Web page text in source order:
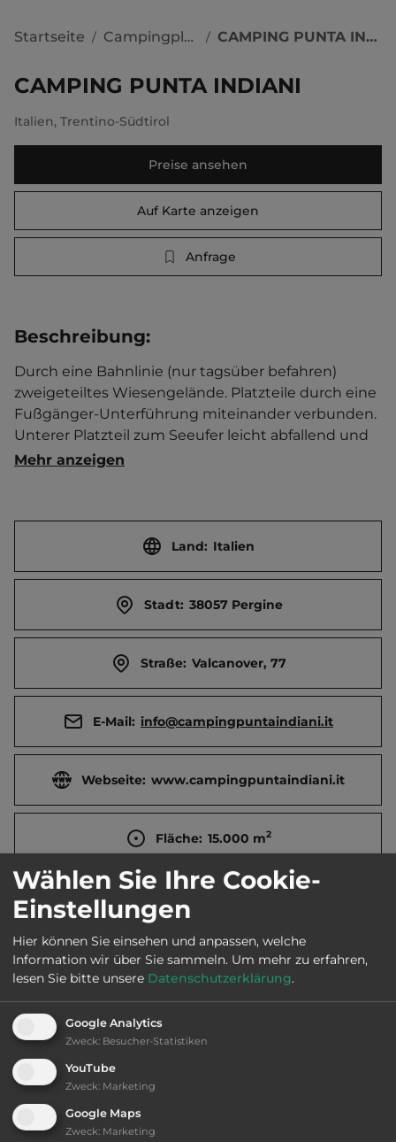
Startseite / Campingplätze / CAMPING PUNTA INDIANI
CAMPING PUNTA INDIANI
Italien, Trentino-Südtirol
Preise ansehen
Auf Karte anzeigen
Anfrage
Beschreibung:
Durch eine Bahnlinie (nur tagsüber befahren)
zweigeteiltes Wiesengelände. Platzteile durch eine
Fußgänger-Unterführung miteinander verbunden.
Unterer Platzteil zum Seeufer leicht abfallend und
teilweise unter Bäumen. Oberer Platzbereich
Mehr anzeigen
Land: Italien
Stadt: 38057 Pergine
Straße: Valcanover, 77
E-Mail: info@campingpuntaindiani.it
Webseite: www.campingpuntaindiani.it
Fläche: 15.000 m2
Telefon: 0039 0461 548062
Ausstattung:
bis 50,- Euro
Klassifizierung: befriedigend
Wählen Sie Ihre Cookie-
Einstellungen
Hier können Sie einsehen und anpassen, welche
Information wir über Sie sammeln. Um mehr zu erfahren,
lesen Sie bitte unsere Datenschutzerklärung.
Google Analytics
Zweck: Besucher-Statistiken
YouTube
Zweck: Marketing
Google Maps
Zweck: Marketing